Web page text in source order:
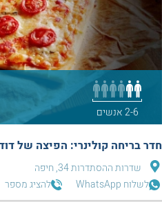
2-6 אנשים
חדר בריחה קולינרי: הפיצה של
שדרות ההסתדרות 34, חיפה
לשלוח WhatsApp
להציג מספר